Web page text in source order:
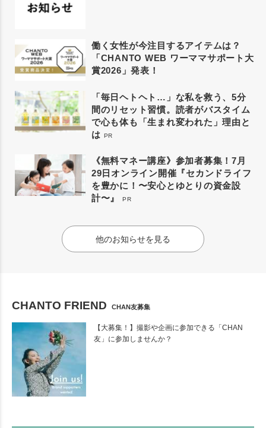
働く女性が今注目するアイテムは？
「CHANTO WEB ワーママサポート大
賞2026」発表！
「毎日ヘトヘト…」な私を救う、5分
間のリセット習慣。読者がバスタイム
で心も体も「生まれ変われた」理由と
は
PR
《無料マネー講座》参加者募集！7月
29日オンライン開催『セカンドライフ
を豊かに！〜安心とゆとりの資金設
計〜』
PR
他のお知らせを見る
CHANTO FRIEND CHAN友募集
【大募集！】撮影や企画に参加できる「CHAN
友」に参加しませんか？